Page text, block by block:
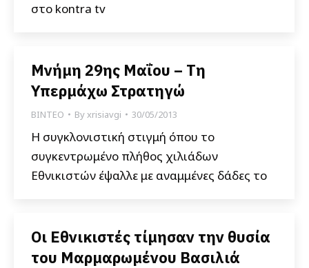
στο kontra tv
Μνήμη 29ης Μαΐου – Τη
Υπερμάχω Στρατηγώ
ΒΙΝΤΕΟ Byxrisiavgi 30/05/2013
Η συγκλονιστική στιγμή όπου το
συγκεντρωμένο πλήθος χιλιάδων
Εθνικιστών έψαλλε με αναμμένες δάδες το
Οι Εθνικιστές τίμησαν την θυσία
του Μαρμαρωμένου Βασιλιά